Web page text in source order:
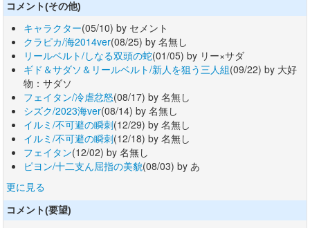
コメント(その他)
キャラクター(05/10) by セメント
クラピカ/海2014ver(08/25) by 名無し
リールベルト/しなる双頭の蛇(01/05) by リー×サダ
ギド＆サダソ＆リールベルト/新人を狙う三人組(09/22) by 大好
物：サダソ
フェイタン/冷虐忿怒(08/17) by 名無し
シズク/2023海ver(08/14) by 名無し
イルミ/不可避の瞬刺(12/29) by 名無し
イルミ/不可避の瞬刺(12/18) by 名無し
フェイタン(12/02) by 名無し
ピヨン/十二支ん屈指の美貌(08/03) by あ
更に見る
コメント(要望)